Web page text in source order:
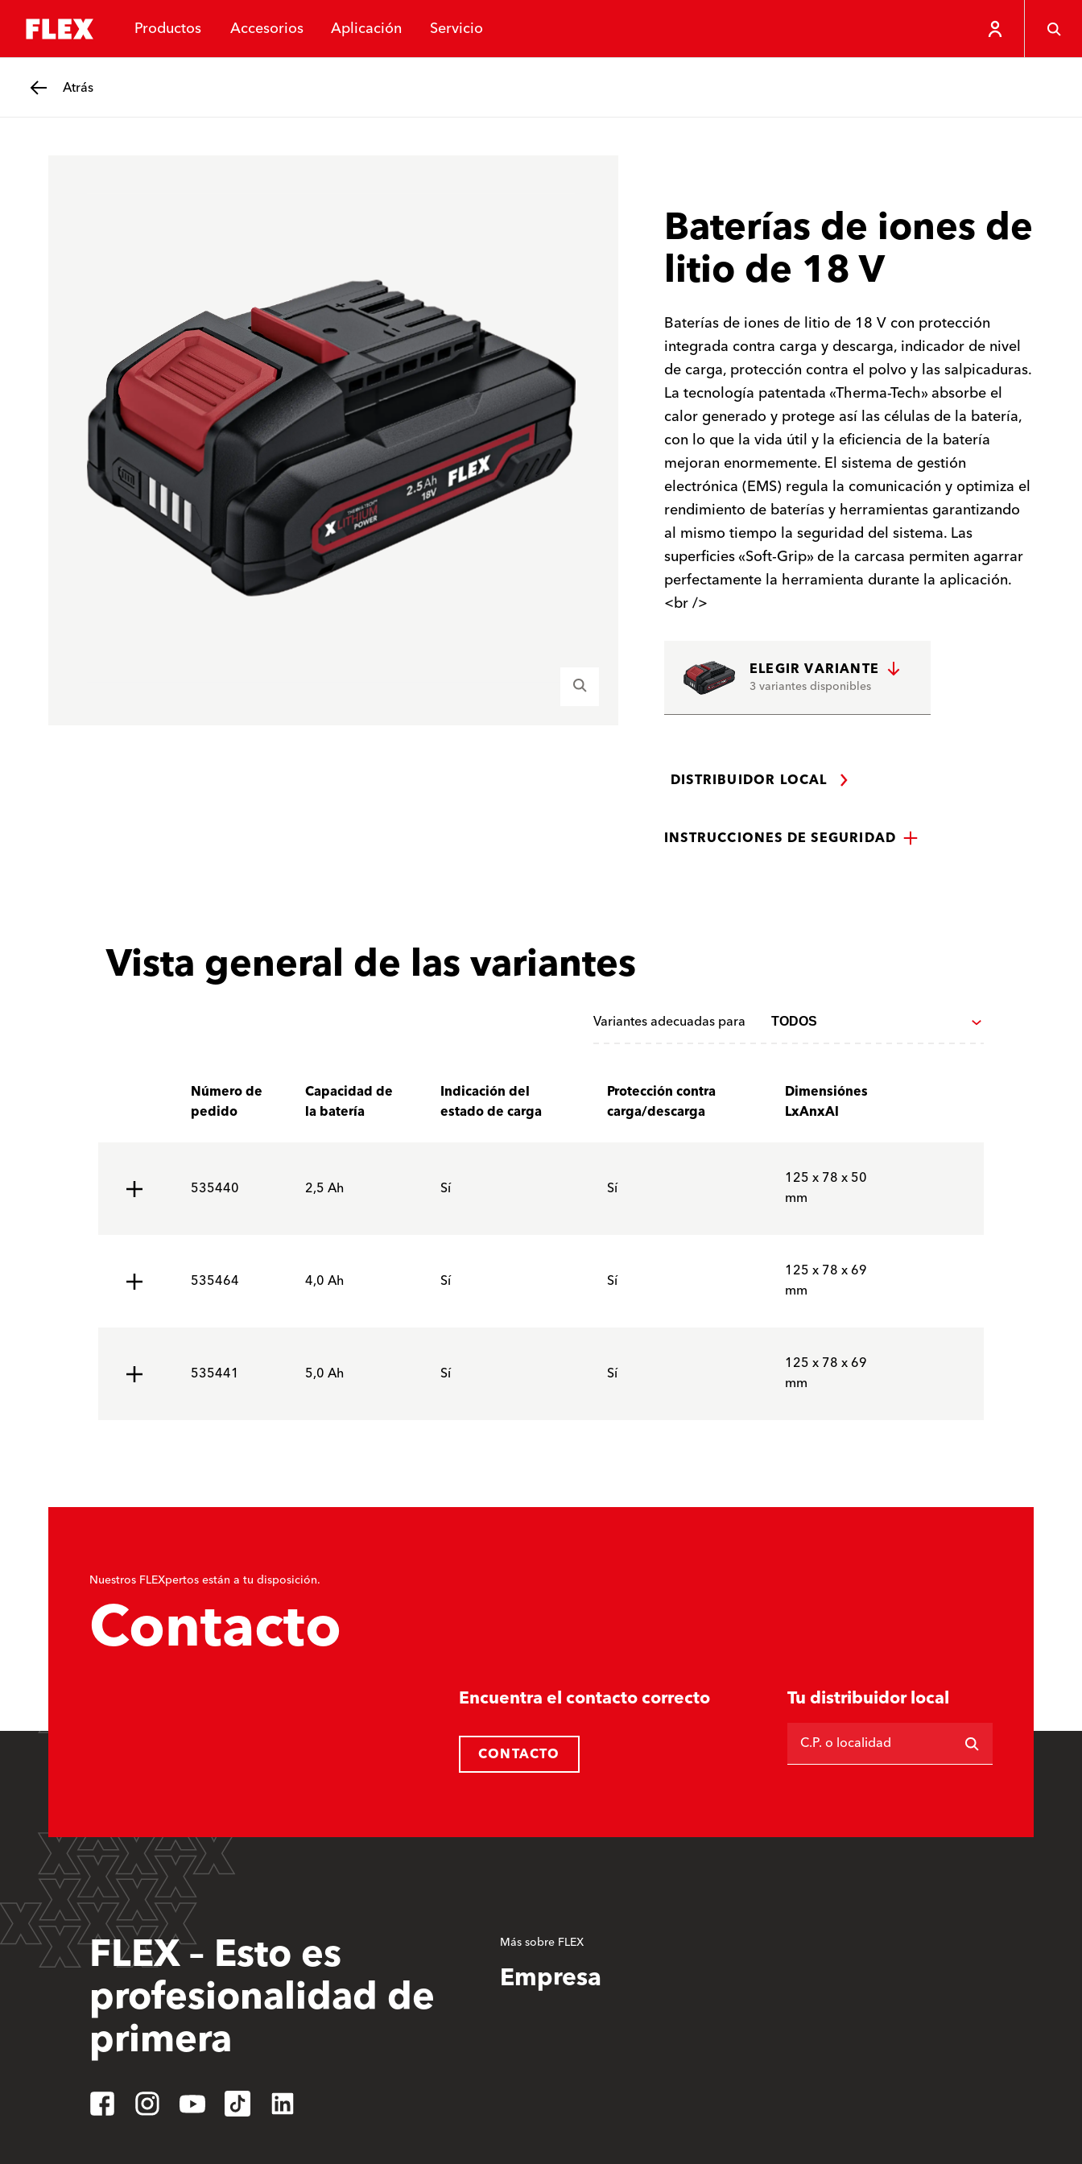
Productos Accesorios Aplicación Servicio
Atrás
Baterías de iones de
litio de 18 V
Baterías de iones de litio de 18 V con protección
integrada contra carga y descarga, indicador de nivel
de carga, protección contra el polvo y las salpicaduras.
La tecnología patentada «Therma-Tech» absorbe el
calor generado y protege así las células de la batería,
con lo que la vida útil y la eficiencia de la batería
mejoran enormemente. El sistema de gestión
electrónica (EMS) regula la comunicación y optimiza el
rendimiento de baterías y herramientas garantizando
al mismo tiempo la seguridad del sistema. Las
superficies «Soft-Grip» de la carcasa permiten agarrar
perfectamente la herramienta durante la aplicación.
<br />
ELEGIR VARIANTE
3 variantes disponibles
DISTRIBUIDOR LOCAL
INSTRUCCIONES DE SEGURIDAD
Vista general de las variantes
Variantes adecuadas para
Número de
pedido
Capacidad de
la batería
Indicación del
estado de carga
Protección contra
carga/descarga
Dimensiónes
LxAnxAl
535440 2,5 Ah Sí Sí
125 x 78 x 50
mm
535464 4,0 Ah Sí Sí
125 x 78 x 69
mm
535441 5,0 Ah Sí Sí
125 x 78 x 69
mm
Nuestros FLEXpertos están a tu disposición.
Contacto
Encuentra el contacto correcto
CONTACTO
Tu distribuidor local
C.P. o localidad
FLEX – Esto es
profesionalidad de
primera
Más sobre FLEX
Empresa